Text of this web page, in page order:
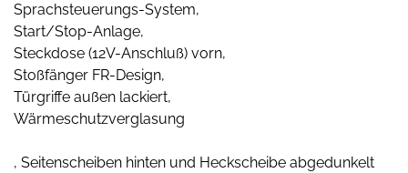
Sprachsteuerungs-System,
Start/Stop-Anlage,
Steckdose (12V-Anschluß) vorn,
Stoßfänger FR-Design,
Türgriffe außen lackiert,
Wärmeschutzverglasung
, Seitenscheiben hinten und Heckscheibe abgedunkelt